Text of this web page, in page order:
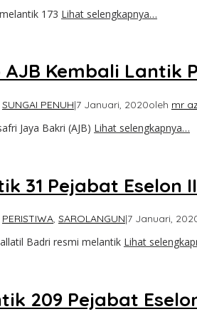
173 Lihat selengkapnya…
Kembali Lantik
SUNGAI PENUH|7 Januari, 2020oleh mr
Jaya Bakri (AJB) Lihat selengkapnya…
31 Pejabat Eselon
PERISTIWA, SAROLANGUN|7 Januari,
Badri resmi melantik Lihat
209 Pejabat